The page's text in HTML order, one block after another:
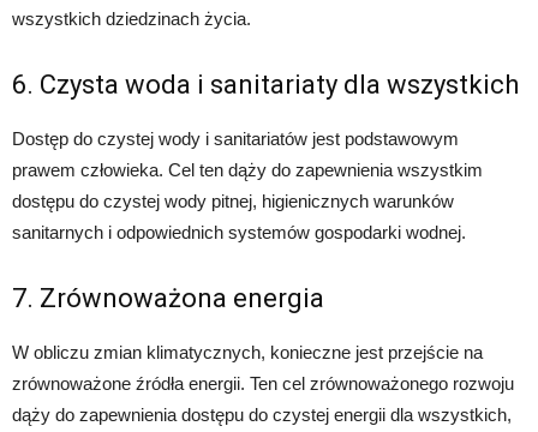
wszystkich dziedzinach życia.
6. Czysta woda i sanitariaty dla wszystkich
Dostęp do czystej wody i sanitariatów jest podstawowym
prawem człowieka. Cel ten dąży do zapewnienia wszystkim
dostępu do czystej wody pitnej, higienicznych warunków
sanitarnych i odpowiednich systemów gospodarki wodnej.
7. Zrównoważona energia
W obliczu zmian klimatycznych, konieczne jest przejście na
zrównoważone źródła energii. Ten cel zrównoważonego rozwoju
dąży do zapewnienia dostępu do czystej energii dla wszystkich,